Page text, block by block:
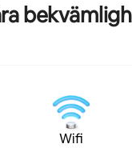
extraordinär
lägenheten hittar
historia. Ljus och
modernt kök,
komfort för vila!
Wifi